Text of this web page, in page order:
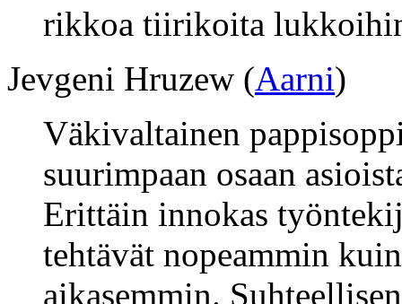
rikkoa tiirikoita
Jevgeni Hruzew (Aarni)
Väkivaltainen
suurimpaan osaan
Erittäin innokas
tehtävät nopeammin
aikasemmin.